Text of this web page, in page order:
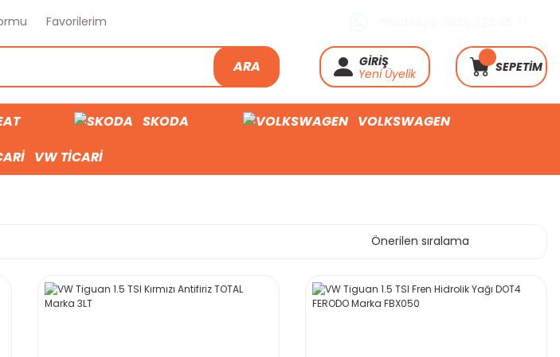
Favorilerim
ARA
GİRİŞ
Yeni Üyelik
SEPETİM
SKODA
VOLKSWAGEN
VW TİCARİ